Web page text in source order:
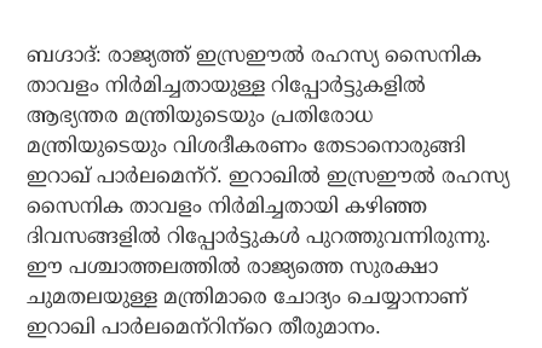
ബഗ്ദാദ്: രാജ്യത്ത് ഇസ്രഈല്‍ രഹസ്യ സൈനിക
താവളം നിര്‍മിച്ചതായുള്ള റിപ്പോര്‍ട്ടുകളില്‍
ആഭ്യന്തര മന്ത്രിയുടെയും പ്രതിരോധ
മന്ത്രിയുടെയും വിശദീകരണം തേടാനൊരുങ്ങി
ഇറാഖ് പാര്‍ലമെന്‌റ്. ഇറാഖില്‍ ഇസ്രഈല്‍ രഹസ്യ
സൈനിക താവളം നിര്‍മിച്ചതായി കഴിഞ്ഞ
ദിവസങ്ങളില്‍ റിപ്പോര്‍ട്ടുകള്‍ പുറത്തുവന്നിരുന്നു.
ഈ പശ്ചാത്തലത്തില്‍ രാജ്യത്തെ സുരക്ഷാ
ചുമതലയുള്ള മന്ത്രിമാരെ ചോദ്യം ചെയ്യാനാണ്
ഇറാഖി പാര്‍ലമെന്‌റിന്‌റെ തീരുമാനം.